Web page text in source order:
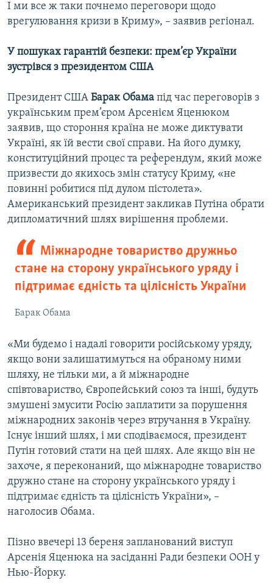
І ми все ж таки почнемо переговори щодо
врегулювання кризи в Криму», – заявив регіонал.
У пошуках гарантій безпеки: прем’єр України
зустрівся з президентом США
Президент США Барак Обама під час переговорів з
українським прем’єром Арсенієм Яценюком
заявив, що стороння країна не може диктувати
Україні, як їй вести свої справи. На його думку,
конституційний процес та референдум, який може
призвести до якихось змін статусу Криму, «не
повинні робитися під дулом пістолета».
Американський президент закликав Путіна обрати
дипломатичний шлях вирішення проблеми.
Міжнародне товариство дружньо
стане на сторону українського уряду і
підтримає єдність та цілісність України
Барак Обама
«Ми будемо і надалі говорити російському уряду,
якщо вони залишатимуться на обраному ними
шляху, не тільки ми, а й міжнародне
співтовариство, Європейський союз та інші, будуть
змушені змусити Росію заплатити за порушення
міжнародних законів через втручання в Україну.
Існує інший шлях, і ми сподіваємося, президент
Путін готовий стати на цей шлях. Але якщо він не
захоче, я переконаний, що міжнародне товариство
дружно стане на сторону українського уряду і
підтримає єдність та цілісність України», –
наголосив Обама.
Пізно ввечері 13 береня запланований виступ
Арсенія Яценюка на засіданні Ради безпеки ООН у
Нью-Йорку.